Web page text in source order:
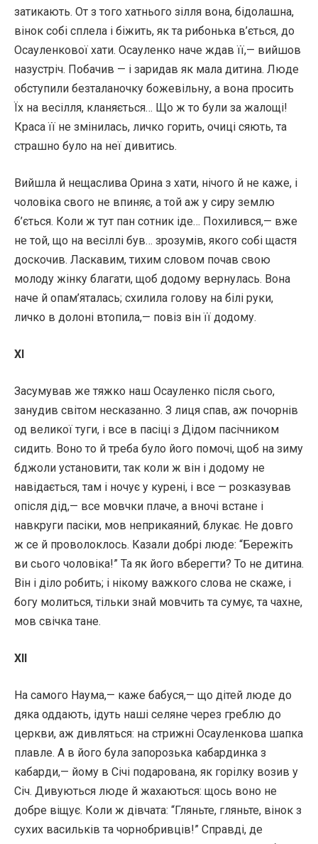
затикають. От з того хатнього зілля вона, бідолашна,
вінок собі сплела і біжить, як та рибонька в’ється, до
Осауленкової хати. Осауленко наче ждав її,— вийшов
назустріч. Побачив — і заридав як мала дитина. Люде
обступили безталаночку божевільну, а вона просить
Їх на весілля, кланяється… Що ж то були за жалощі!
Краса її не змінилась, личко горить, очиці сяють, та
страшно було на неї дивитись.
Вийшла й нещаслива Орина з хати, нічого й не каже, і
чоловіка свого не впиняє, а той аж у сиру землю
б’ється. Коли ж тут пан сотник іде… Похилився,— вже
не той, що на весіллі був… зрозумів, якого собі щастя
доскочив. Ласкавим, тихим словом почав свою
молоду жінку благати, щоб додому вернулась. Вона
наче й опам’яталась; схилила голову на білі руки,
личко в долоні втопила,— повіз він її додому.
XI
Засумував же тяжко наш Осауленко після сього,
занудив світом несказанно. З лиця спав, аж почорнів
од великої туги, і все в пасіці з Дідом пасічником
сидить. Воно то й треба було його помочі, щоб на зиму
бджоли установити, так коли ж він і додому не
навідається, там і ночує у курені, і все — розказував
опісля дід,— все мовчки плаче, а вночі встане і
навкруги пасіки, мов неприкаяний, блукає. Не довго
ж се й проволоклось. Казали добрі люде: “Бережіть
ви сього чоловіка!” Та як його вберегти? То не дитина.
Він і діло робить; і нікому важкого слова не скаже, і
богу молиться, тільки знай мовчить та сумує, та чахне,
мов свічка тане.
XII
На самого Наума,— каже бабуся,— що дітей люде до
дяка оддають, ідуть наші селяне через греблю до
церкви, аж дивляться: на стрижні Осауленкова шапка
плавле. А в його була запорозька кабардинка з
кабарди,— йому в Січі подарована, як горілку возив у
Січ. Дивуються люде й жахаються: щось воно не
добре віщує. Коли ж дівчата: “Гляньте, гляньте, вінок з
сухих васильків та чорнобривців!” Справді, де